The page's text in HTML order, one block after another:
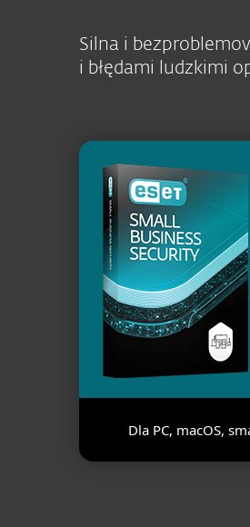
Silna i
i błędami ludzkimi
Dla PC, macOS,